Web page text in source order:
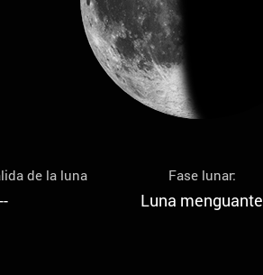
de la luna Fase lunar:
Luna menguante